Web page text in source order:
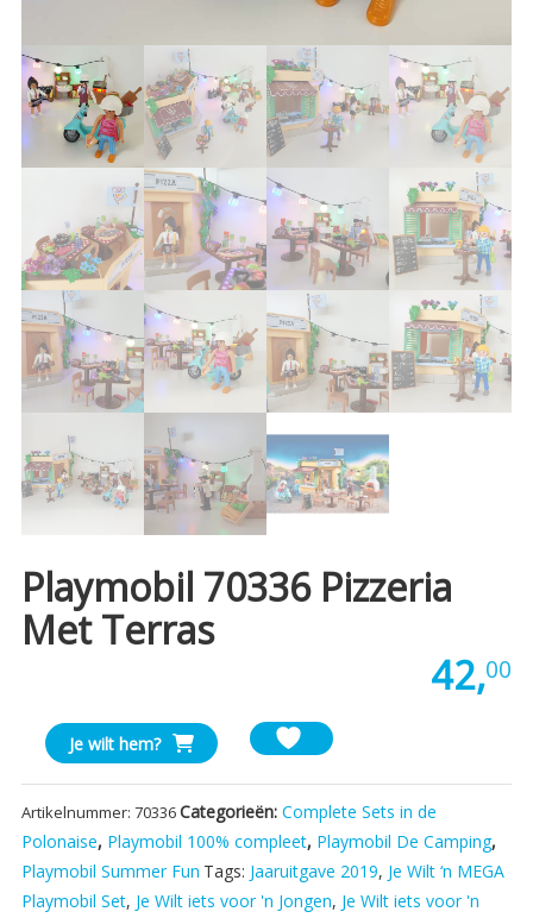
Playmobil 70336 Pizzeria
Met Terras
42,00
Playmobil
70336
Pizzeria
met
terras
aantal
Je wilt hem?
Artikelnummer: 70336Categorieën: Complete Sets in de
Polonaise, Playmobil 100% compleet, Playmobil De Camping,
Playmobil Summer Fun Tags: Jaaruitgave 2019, Je Wilt ‘n MEGA
Playmobil Set, Je Wilt iets voor 'n Jongen, Je Wilt iets voor 'n